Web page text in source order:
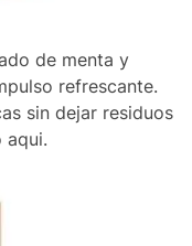
de menta y
refrescante.
sin dejar residuos
aqui.